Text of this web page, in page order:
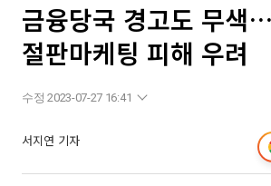
금융당국 경고도 무색
절판마케팅 피해 우려
수정 2023-07-27 16:41
서지연 기자